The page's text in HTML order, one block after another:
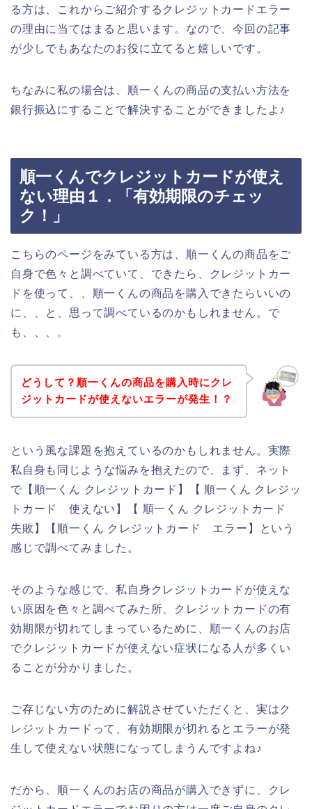
る方は、これからご紹介するクレジットカードエラー
の理由に当てはまると思います。なので、今回の記事
が少しでもあなたのお役に立てると嬉しいです。
ちなみに私の場合は、順一くんの商品の支払い方法を
銀行振込にすることで解決することができましたよ♪
順一くんでクレジットカードが使え
ない理由１．「有効期限のチェッ
ク！」
こちらのページをみている方は、順一くんの商品をご
自身で色々と調べていて、できたら、クレジットカー
ドを使って、、順一くんの商品を購入できたらいいの
に、、と、思って調べているのかもしれません。で
も、、、。
どうして？順一くんの商品を購入時にクレ
ジットカードが使えないエラーが発生！？
という風な課題を抱えているのかもしれません。実際
私自身も同じような悩みを抱えたので、まず、ネット
で【順一くん クレジットカード】【 順一くん クレジッ
トカード 使えない】【 順一くん クレジットカード
失敗】【順一くん クレジットカード エラー】という
感じで調べてみました。
そのような感じで、私自身クレジットカードが使えな
い原因を色々と調べてみた所、クレジットカードの有
効期限が切れてしまっているために、順一くんのお店
でクレジットカードが使えない症状になる人が多くい
ることが分かりました。
ご存じない方のために解説させていただくと、実はク
レジットカードって、有効期限が切れるとエラーが発
生して使えない状態になってしまうんですよね♪
だから、順一くんのお店の商品が購入できずに、クレ